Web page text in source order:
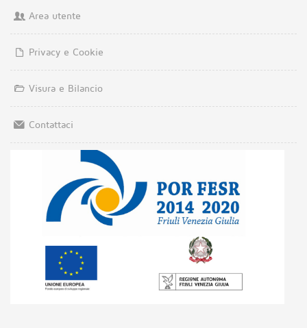
Area utente
Privacy e Cookie
Visura e Bilancio
Contattaci